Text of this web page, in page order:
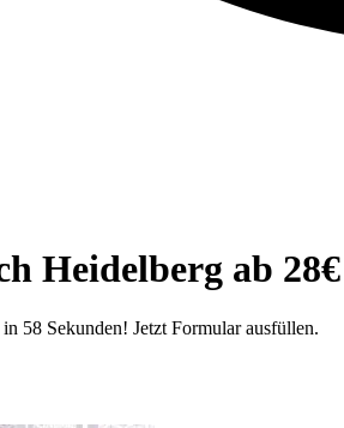
Heidelberg ab 28€
58 Sekunden! Jetzt Formular ausfüllen.